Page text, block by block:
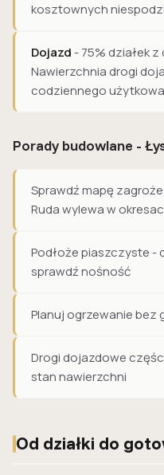
kosztownych
Dojazd - 75% działek
Nawierzchnia drogi
codziennego
Porady budowlane -
Sprawdź mapę
Ruda wylewa w
Podłoże piaszczyste -
sprawdź nośność
Planuj ogrzewanie bez
Drogi dojazdowe
stan nawierzchni
Od działki do